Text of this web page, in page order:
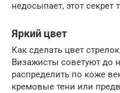
недосыпает, этот секрет
Яркий цвет
Как сделать цвет
Визажисты советуют до
распределить по коже
кремовые тени или